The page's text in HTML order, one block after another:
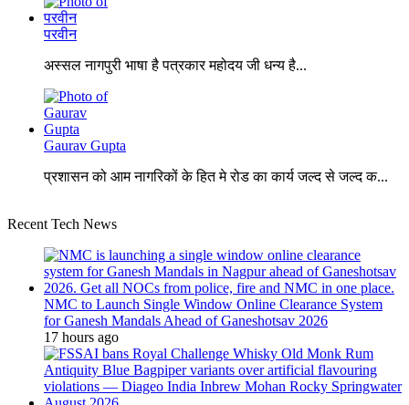
परवीन
अस्सल नागपुरी भाषा है पत्रकार महोदय जी धन्य है...
Gaurav Gupta
प्रशासन को आम नागरिकों के हित मे रोड का कार्य जल्द से जल्द क...
Recent Tech News
NMC to Launch Single Window Online Clearance System
for Ganesh Mandals Ahead of Ganeshotsav 2026
17 hours ago